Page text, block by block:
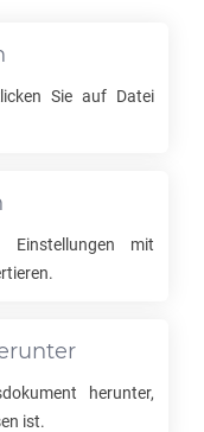
Sie auf Datei
Einstellungen mit
herunter,
ist.